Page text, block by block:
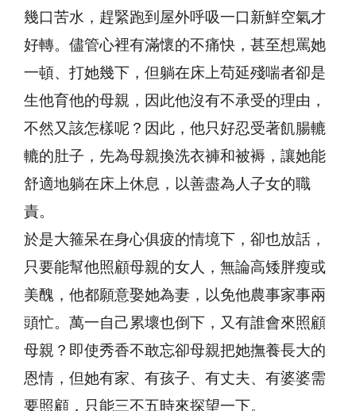
幾口苦水，趕緊跑到屋外呼吸一口新鮮空氣才
好轉。儘管心裡有滿懷的不痛快，甚至想罵她
一頓、打她幾下，但躺在床上苟延殘喘者卻是
生他育他的母親，因此他沒有不承受的理由，
不然又該怎樣呢？因此，他只好忍受著飢腸轆
轆的肚子，先為母親換洗衣褲和被褥，讓她能
舒適地躺在床上休息，以善盡為人子女的職
責。
於是大箍呆在身心俱疲的情境下，卻也放話，
只要能幫他照顧母親的女人，無論高矮胖瘦或
美醜，他都願意娶她為妻，以免他農事家事兩
頭忙。萬一自己累壞也倒下，又有誰會來照顧
母親？即使秀香不敢忘卻母親把她撫養長大的
恩情，但她有家、有孩子、有丈夫、有婆婆需
要照顧，只能三不五時來探望一下。